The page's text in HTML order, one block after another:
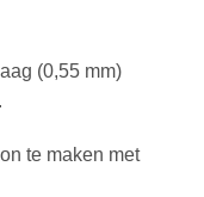
(0,55 mm)
te maken met